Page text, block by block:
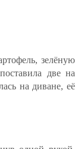
зелёную
две на
на диване, её